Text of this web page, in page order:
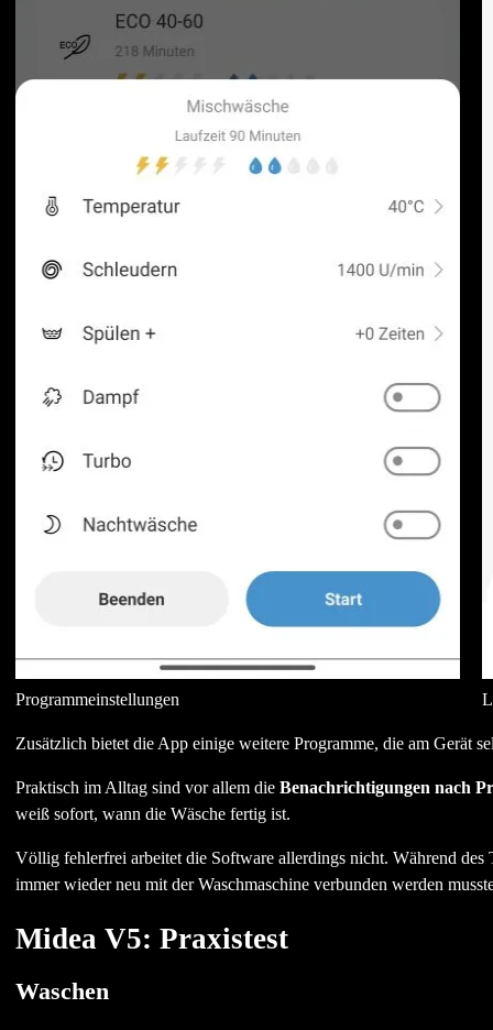
Programmeinstellungen
Zusätzlich bietet die App einige weitere Programme, die am Gerät
Praktisch im Alltag sind vor allem die Benachrichtigungen nach
weiß sofort, wann die Wäsche fertig ist.
Völlig fehlerfrei arbeitet die Software allerdings nicht. Während
immer wieder neu mit der Waschmaschine verbunden werden
Midea V5: Praxistest
Waschen